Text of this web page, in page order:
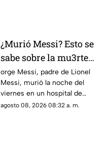
¿Murió Messi? Esto se
sabe sobre la mu3rte
del argentino
orge Messi, padre de Lionel
Messi, murió la noche del
viernes en un hospital de
Rosario, Argentina.
agosto 08, 2026 08:32 a. m.